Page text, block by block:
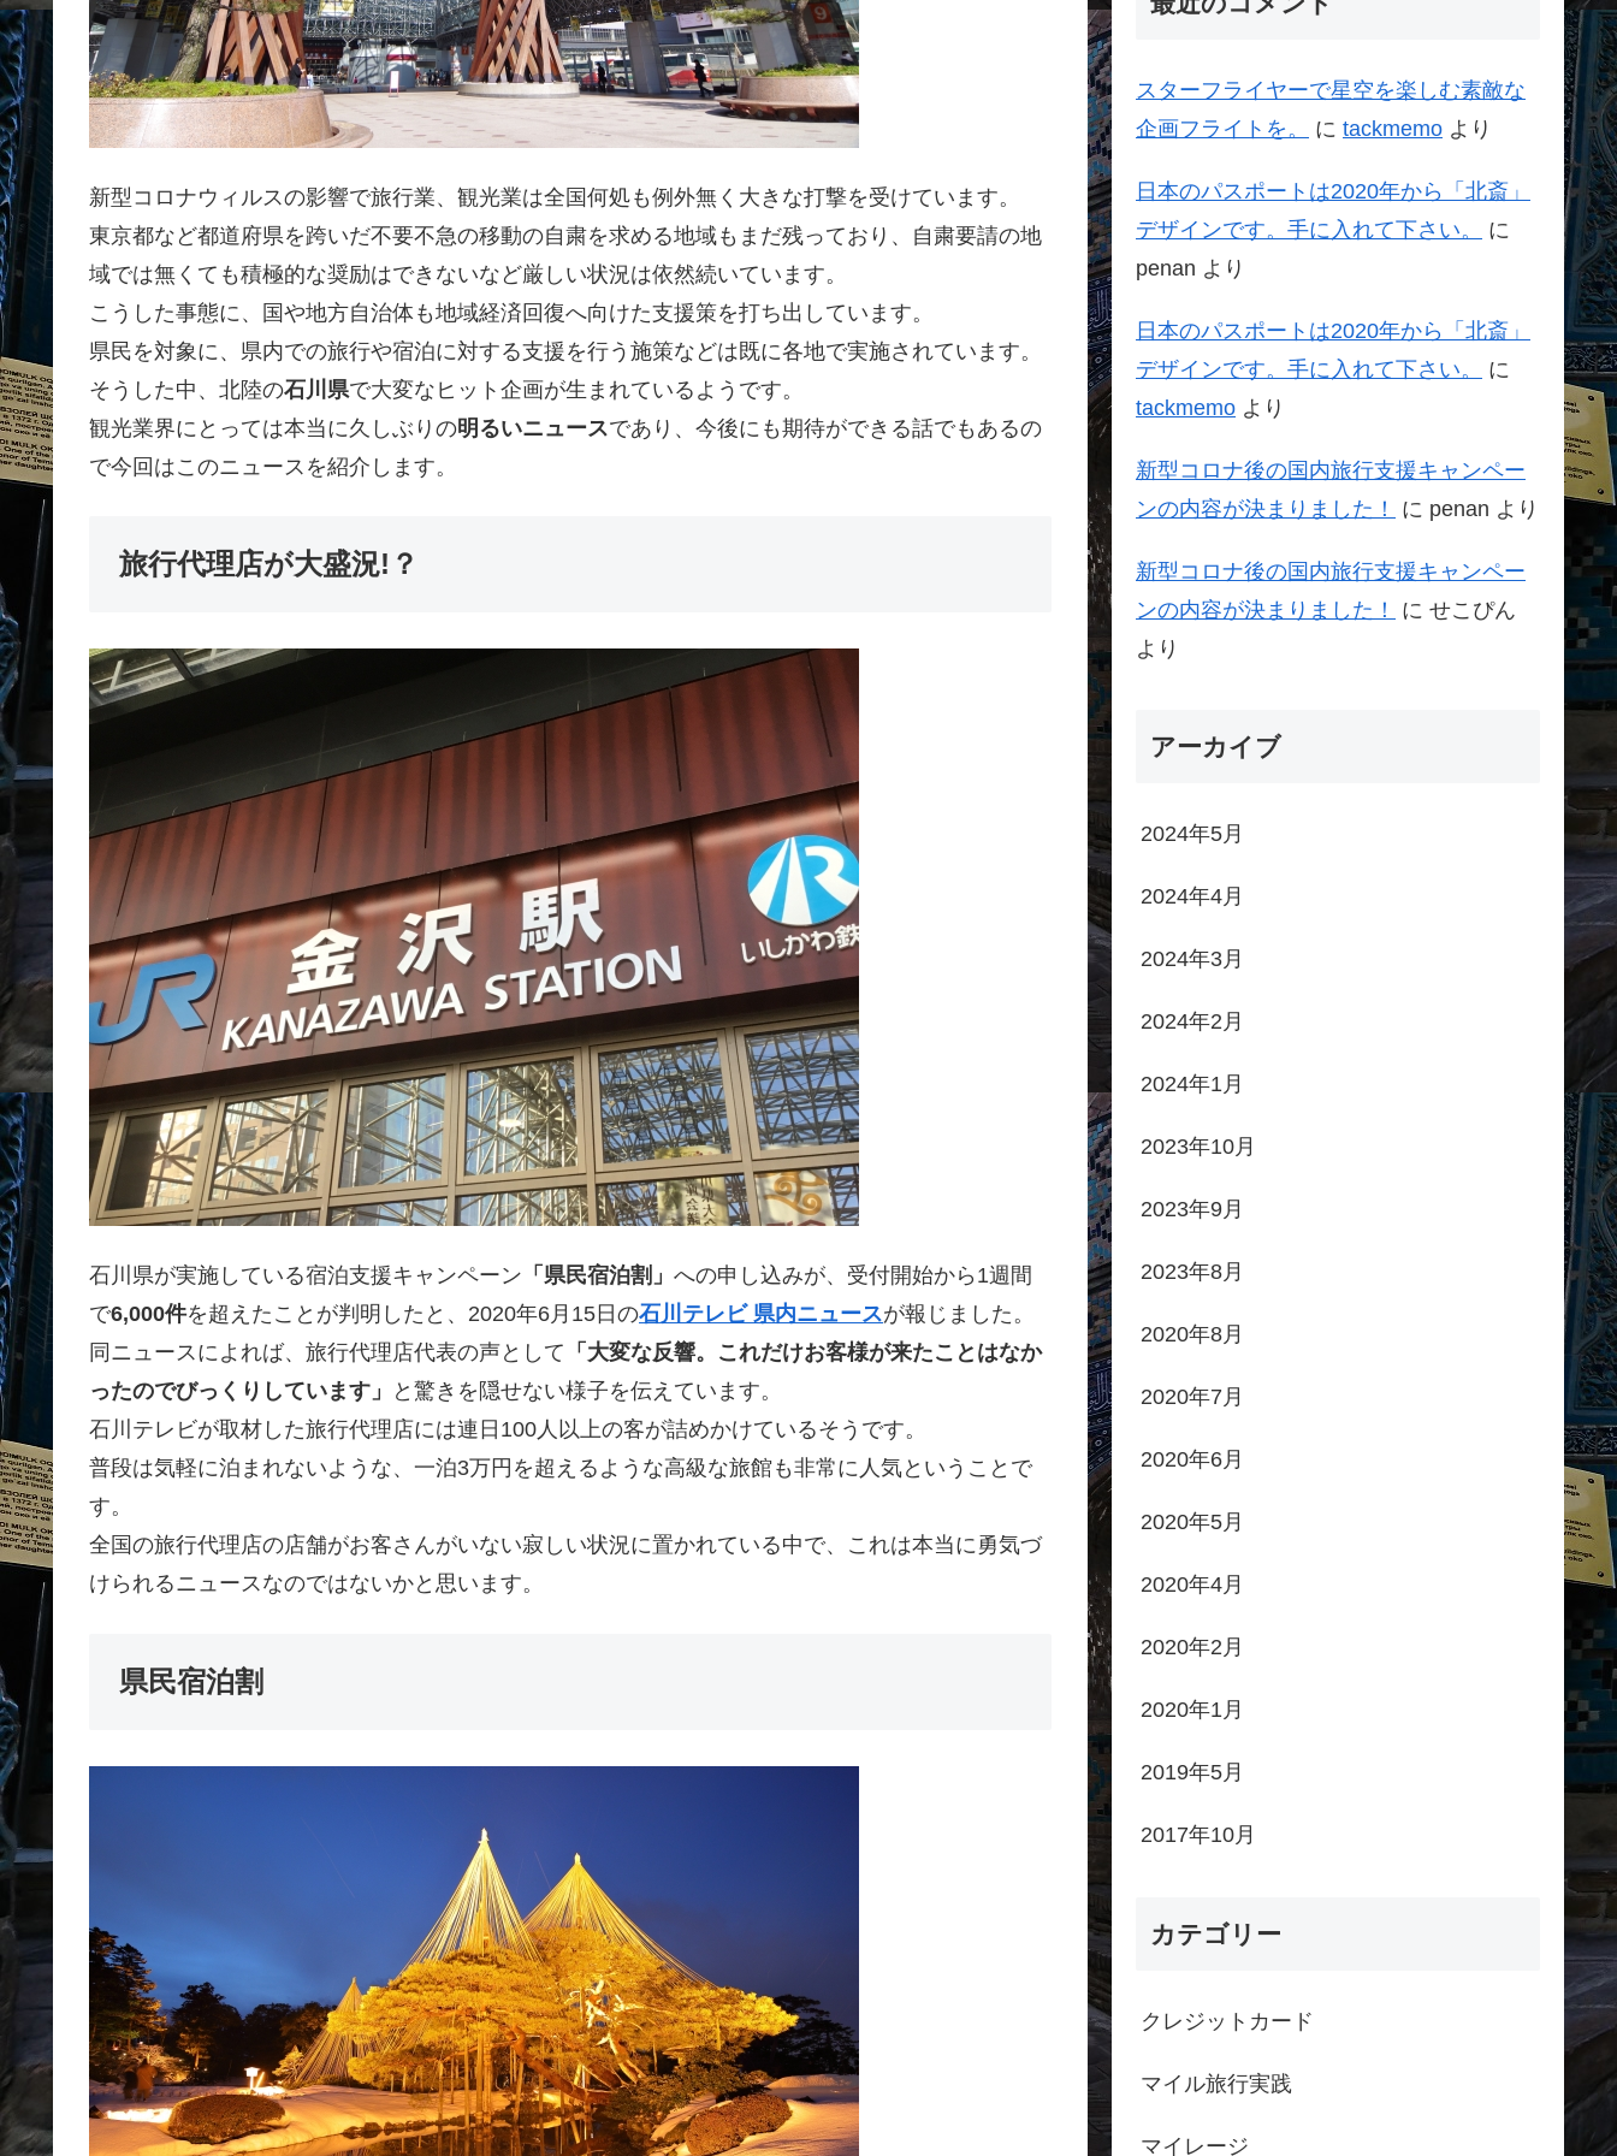
新型コロナウィルスの影響で旅行業、観光業は全国何処も例外無く大きな打撃を受けています。
東京都など都道府県を跨いだ不要不急の移動の自粛を求める地域もまだ残っており、自粛要請の地
域では無くても積極的な奨励はできないなど厳しい状況は依然続いています。
こうした事態に、国や地方自治体も地域経済回復へ向けた支援策を打ち出しています。
県民を対象に、県内での旅行や宿泊に対する支援を行う施策などは既に各地で実施されています。
そうした中、北陸の石川県で大変なヒット企画が生まれているようです。
観光業界にとっては本当に久しぶりの明るいニュースであり、今後にも期待ができる話でもあるの
で今回はこのニュースを紹介します。
旅行代理店が大盛況!？
石川県が実施している宿泊支援キャンペーン 「県民宿泊割」 への申し込みが、受付開始から1週間
で6,000件を超えたことが判明したと、2020年6月15日の石川テレビ 県内ニュースが報じました。
同ニュースによれば、旅行代理店代表の声として 「大変な反響。これだけお客様が来たことはなか
ったのでびっくりしています」
と驚きを隠せない様子を伝えています。
石川テレビが取材した旅行代理店には連日100人以上の客が詰めかけているそうです。
普段は気軽に泊まれないような、一泊3万円を超えるような高級な旅館も非常に人気ということで
す。
全国の旅行代理店の店舗がお客さんがいない寂しい状況に置かれている中で、これは本当に勇気づ
けられるニュースなのではないかと思います。
県民宿泊割
スターフライヤーで星空を楽しむ素敵な
企画フライトを。
に tackmemo より
日本のパスポートは2020年から「北斎」
デザインです。手に入れて下さい。
に
penan より
日本のパスポートは2020年から「北斎」
デザインです。手に入れて下さい。
に
tackmemo より
新型コロナ後の国内旅行支援キャンペー
ンの内容が決まりました！
に penan より
新型コロナ後の国内旅行支援キャンペー
ンの内容が決まりました！
に せこぴん
より
アーカイブ
2024年5月
2024年4月
2024年3月
2024年2月
2024年1月
2023年10月
2023年9月
2023年8月
2020年8月
2020年7月
2020年6月
2020年5月
2020年4月
2020年2月
2020年1月
2019年5月
2017年10月
カテゴリー
クレジットカード
マイル旅行実践
マイレージ